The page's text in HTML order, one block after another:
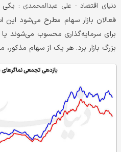
دنیای اقتصاد - علی عبدالمحمدی : یکی
فعالان بازار سهام مطرح می‌شود
برای سرمایه‌گذاری محسوب می‌‌‌شوند
بزرگ بازار برد. هر یک از سهام مذکور،